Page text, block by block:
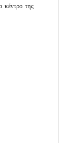
κέντρο της